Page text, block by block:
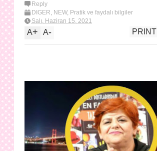
Reply
DİĞER, NEW, Pratik ve faydalı bilgiler
Salı, Haziran 15, 2021
A+ A- PRINT